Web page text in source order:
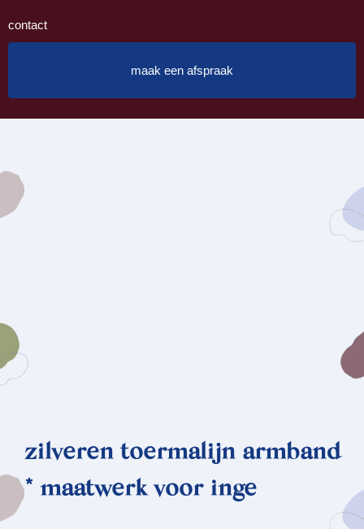
contact
maak een afspraak
zilveren toermalijn armband
* maatwerk voor inge